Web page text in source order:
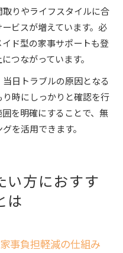
りやライフスタイルに合
ビスが増えています。必
ド型の家事サポートも登
つながっています。
日トラブルの原因となる
時にしっかりと確認を行
を明確にすることで、無
を活用できます。
い方におすす
は
事負担軽減の仕組み